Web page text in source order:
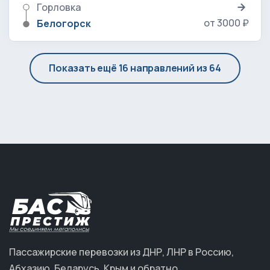
Горловка
Белогорск
от 3000 ₽
Показать ещё 16 направлений из 64
Пассажирские перевозки из ДНР, ЛНР в Россию,